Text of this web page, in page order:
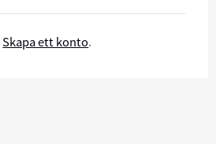
Skapa ett konto.